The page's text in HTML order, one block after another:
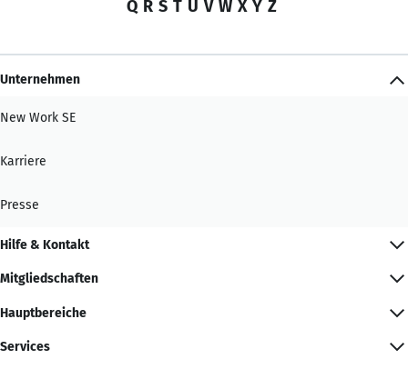
Q R S T U V W X Y Z
Unternehmen
New Work SE
Karriere
Presse
Hilfe & Kontakt
Mitgliedschaften
Hauptbereiche
Services